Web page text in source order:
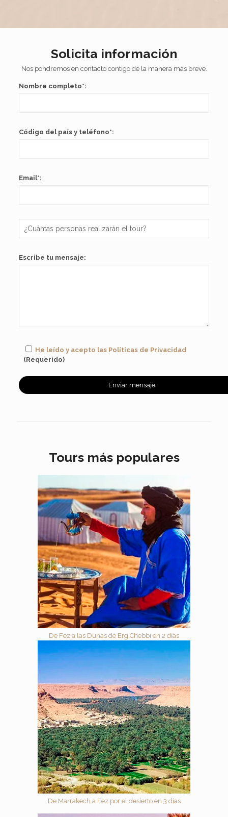
Solicita información
Nos pondremos en contacto contigo de la manera más breve.
Nombre completo*:
Código del país y teléfono*:
Email*:
Escribe tu mensaje:
He leído y acepto las Políticas de Privacidad
(Requerido)
Tours más populares
De Fez a las Dunas de Erg Chebbi en 2 días
De Marrakech a Fez por el desierto en 3 días